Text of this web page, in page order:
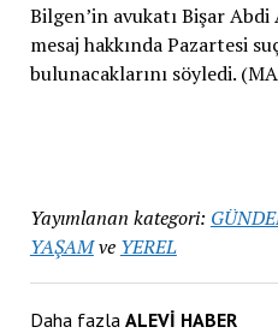
Bilgen’in avukatı Bişar
mesaj hakkında Pazartesi
bulunacaklarını söyledi.
Yayımlanan kategori:
YAŞAMve YEREL
Daha fazla ALEVİ HABER